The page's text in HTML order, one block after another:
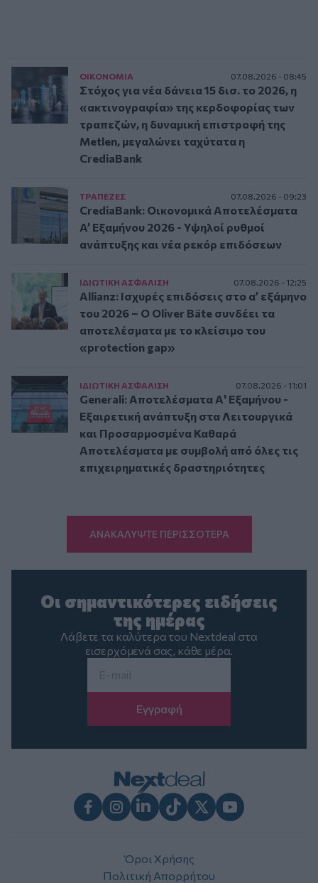
ΟΙΚΟΝΟΜΙΑ 07.08.2026 - 08:45
Στόχος για νέα δάνεια 15 δισ. το 2026, η
«ακτινογραφία» της κερδοφορίας των
τραπεζών, η δυναμική επιστροφή της
Metlen, μεγαλώνει ταχύτατα η
CrediaBank
ΤΡAΠΕΖΕΣ 07.08.2026 - 09:23
CrediaBank: Οικονομικά Αποτελέσματα
A’ Εξαμήνου 2026 - Υψηλοί ρυθμοί
ανάπτυξης και νέα ρεκόρ επιδόσεων
ΙΔΙΩΤΙΚΗ ΑΣΦAΛΙΣΗ 07.08.2026 - 12:25
Allianz: Ισχυρές επιδόσεις στο α’ εξάμηνο
του 2026 – Ο Oliver Bäte συνδέει τα
αποτελέσματα με το κλείσιμο του
«protection gap»
ΙΔΙΩΤΙΚΗ ΑΣΦAΛΙΣΗ 07.08.2026 - 11:01
Generali: Αποτελέσματα Α' Εξαμήνου -
Εξαιρετική ανάπτυξη στα Λειτουργικά
και Προσαρμοσμένα Καθαρά
Αποτελέσματα με συμβολή από όλες τις
επιχειρηματικές δραστηριότητες
ΑΝΑΚΑΛΥΨΤΕ ΠΕΡΙΣΣΟΤΕΡΑ
Οι σημαντικότερες ειδήσεις
της ημέρας
Λάβετε τα καλύτερα του Nextdeal στα
εισερχόμενά σας, κάθε μέρα.
Όροι Χρήσης
Πολιτική Απορρήτου